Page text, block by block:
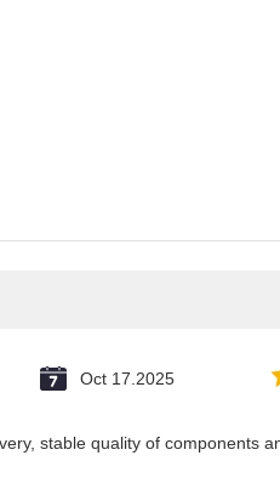
Oct 17.2025
stable quality of components